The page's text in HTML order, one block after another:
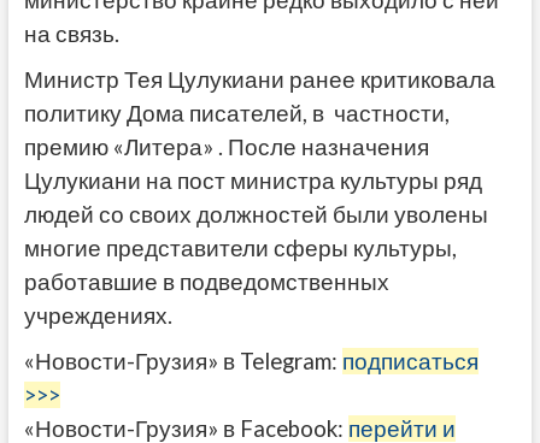
на связь.
Министр Тея Цулукиани ранее критиковала
политику Дома писателей, в частности,
премию «Литера» . После назначения
Цулукиани на пост министра культуры ряд
людей со своих должностей были уволены
многие представители сферы культуры,
работавшие в подведомственных
учреждениях.
«Новости-Грузия» в Telegram: подписаться
>>>
«Новости-Грузия» в Facebook: перейти и